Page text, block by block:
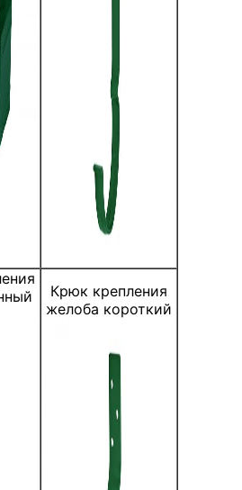
Крюк крепления
желоба короткий